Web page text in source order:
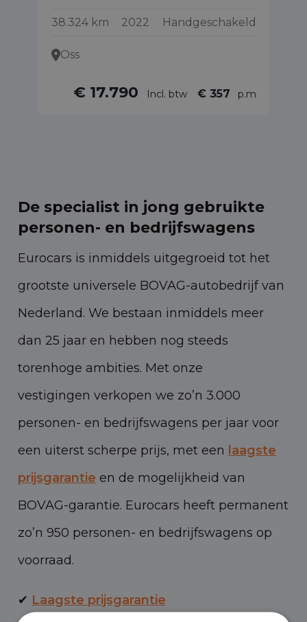
38.324 km 2022 Handgeschakeld
Oss
€ 17.790 Incl. btw € 357 p.m
De specialist in jong gebruikte
personen- en bedrijfswagens
Eurocars is inmiddels uitgegroeid tot het
grootste universele BOVAG-autobedrijf van
Nederland. We bestaan inmiddels meer
dan 25 jaar en hebben nog steeds
torenhoge ambities. Met onze
vestigingen verkopen we zo’n 3.000
personen- en bedrijfswagens per jaar voor
een uiterst scherpe prijs, met een laagste
prijsgarantie en de mogelijkheid van
BOVAG-garantie. Eurocars heeft permanent
zo’n 950 personen- en bedrijfswagens op
voorraad.
✔ Laagste prijsgarantie